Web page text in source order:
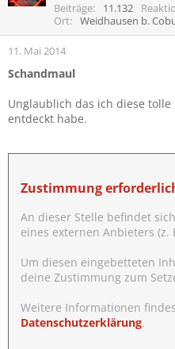
Beiträge
11.132
Ort
Weidhausen b.
11. Mai 2014
Schandmaul
Unglaublich das ich diese
entdeckt habe.
Zustimmung
An dieser Stelle befindet
eines externen Anbieters (z.
Um diesen eingebetteten
deine Zustimmung zum
Weitere Informationen
Datenschutzerklärung.